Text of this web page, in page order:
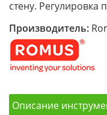
стену. Регулировка
Производитель:
Описание